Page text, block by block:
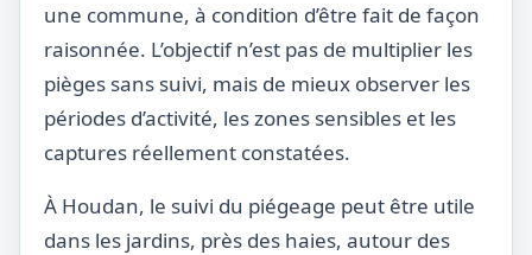
une commune, à condition d’être fait de façon
raisonnée. L’objectif n’est pas de multiplier les
pièges sans suivi, mais de mieux observer les
périodes d’activité, les zones sensibles et les
captures réellement constatées.
À Houdan, le suivi du piégeage peut être utile
dans les jardins, près des haies, autour des